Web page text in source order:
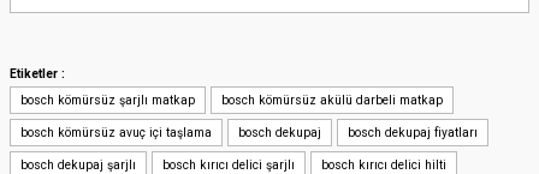
Yorum Yaz
Etiketler :
bosch kömürsüz şarjlı matkap
bosch kömürsüz akülü darbeli matkap
bosch kömürsüz avuç içi taşlama bosch dekupaj bosch dekupaj fiyatları
bosch dekupaj şarjlı bosch kırıcı delici şarjlı bosch kırıcı delici hilti